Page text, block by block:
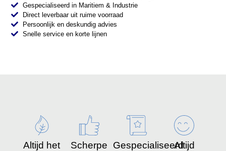
Gespecialiseerd in Maritiem & Industrie
Direct leverbaar uit ruime voorraad
Persoonlijk en deskundig advies
Snelle service en korte lijnen
Altijd het
Scherpe
GespecialiseerdAltijd